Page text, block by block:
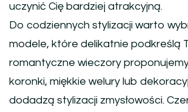
uczynić Cię bardziej atrakcyjną.
Do codziennych stylizacji warto
modele, które delikatnie podkreślą
romantyczne wieczory
koronki, miękkie welury lub
dodadzą stylizacji zmysłowości.